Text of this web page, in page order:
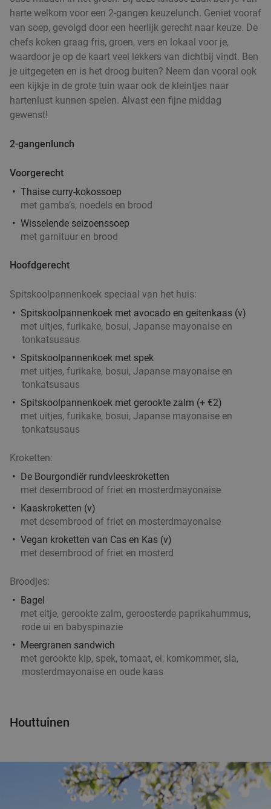
harte welkom voor een 2-gangen keuzelunch. Geniet vooraf
van soep, gevolgd door een heerlijk gerecht naar keuze. De
chefs koken graag fris, groen, vers en lokaal voor je,
waardoor je op de kaart veel lekkers van dichtbij vindt. Ben
je uitgegeten en is het droog buiten? Neem dan vooral ook
een kijkje in de grote tuin waar ook de kleintjes naar
hartenlust kunnen spelen. Alvast een fijne middag
gewenst!
2-gangenlunch
Voorgerecht
Thaise curry-kokossoep
met gamba’s, noedels en brood
Wisselende seizoenssoep
met garnituur en brood
Hoofdgerecht
Spitskoolpannenkoek speciaal van het huis:
Spitskoolpannenkoek met avocado en geitenkaas (v)
met uitjes, furikake, bosui, Japanse mayonaise en
tonkatsusaus
Spitskoolpannenkoek met spek
met uitjes, furikake, bosui, Japanse mayonaise en
tonkatsusaus
Spitskoolpannenkoek met gerookte zalm (+ €2)
met uitjes, furikake, bosui, Japanse mayonaise en
tonkatsusaus
Kroketten:
De Bourgondiër rundvleeskroketten
met desembrood of friet en mosterdmayonaise
Kaaskroketten (v)
met desembrood of friet en mosterdmayonaise
Vegan kroketten van Cas en Kas (v)
met desembrood of friet en mosterd
Broodjes:
Bagel
met eitje, gerookte zalm, geroosterde paprikahummus,
rode ui en babyspinazie
Meergranen sandwich
met gerookte kip, spek, tomaat, ei, komkommer, sla,
mosterdmayonaise en oude kaas
Houttuinen